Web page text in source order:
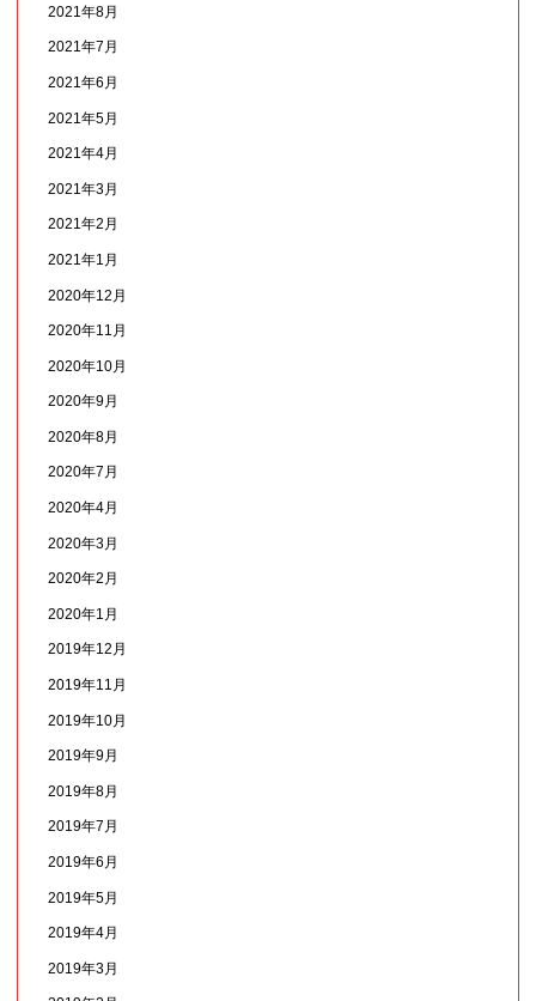
2021年8月
2021年7月
2021年6月
2021年5月
2021年4月
2021年3月
2021年2月
2021年1月
2020年12月
2020年11月
2020年10月
2020年9月
2020年8月
2020年7月
2020年4月
2020年3月
2020年2月
2020年1月
2019年12月
2019年11月
2019年10月
2019年9月
2019年8月
2019年7月
2019年6月
2019年5月
2019年4月
2019年3月